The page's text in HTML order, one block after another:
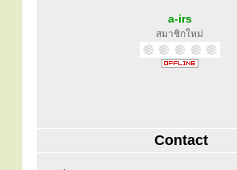
a-irs
สมาชิกใหม่
Contact